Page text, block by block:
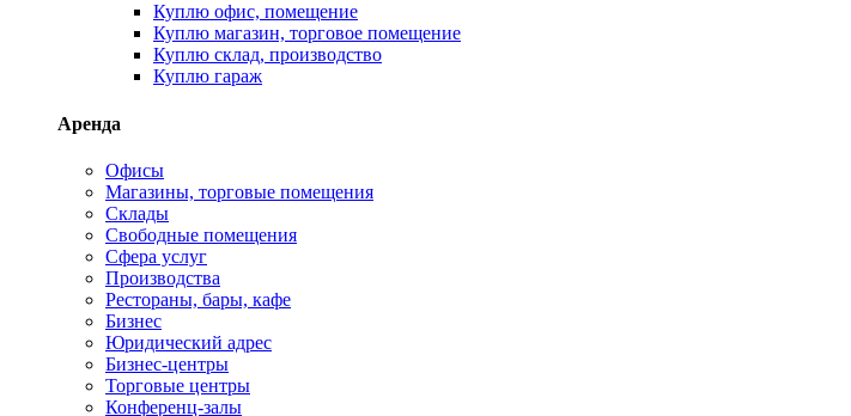
Куплю офис, помещение
Куплю магазин, торговое помещение
Куплю склад, производство
Куплю гараж
Аренда
Офисы
Магазины, торговые помещения
Склады
Свободные помещения
Сфера услуг
Производства
Рестораны, бары, кафе
Бизнес
Юридический адрес
Бизнес-центры
Торговые центры
Конференц-залы